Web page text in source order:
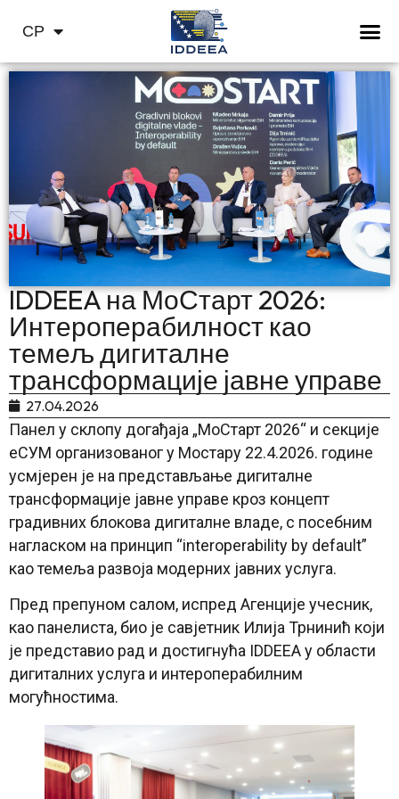
СР
HR
IDDEEA на МоСтарт 2026:
Интероперабилност као
темељ дигиталне
трансформације јавне управе
27.04.2026
Панел у склопу догађаја „МоСтарт 2026“ и секције
еСУМ организованог у Мостару 22.4.2026. године
усмјерен је на представљање дигиталне
трансформације јавне управе кроз концепт
градивних блокова дигиталне владе, с посебним
нагласком на принцип “interoperability by default”
као темеља развоја модерних јавних услуга.
Пред препуном салом, испред Агенције учесник,
као панелиста, био је савјетник Илија Трнинић који
је представио рад и достигнућа IDDEEA у области
дигиталних услуга и интероперабилним
могућностима.